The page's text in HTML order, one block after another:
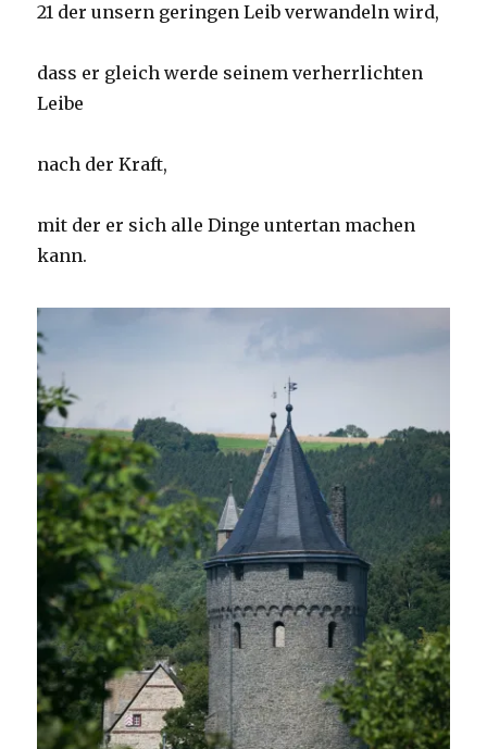
21 der unsern geringen Leib verwandeln wird,
dass er gleich werde seinem verherrlichten
Leibe
nach der Kraft,
mit der er sich alle Dinge untertan machen
kann.